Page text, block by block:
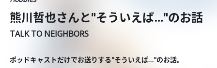
熊川哲也さんと"そういえば…"のお話
TALK TO NEIGHBORS
ポッドキャストだけでお送りする"そういえば…"のお話。